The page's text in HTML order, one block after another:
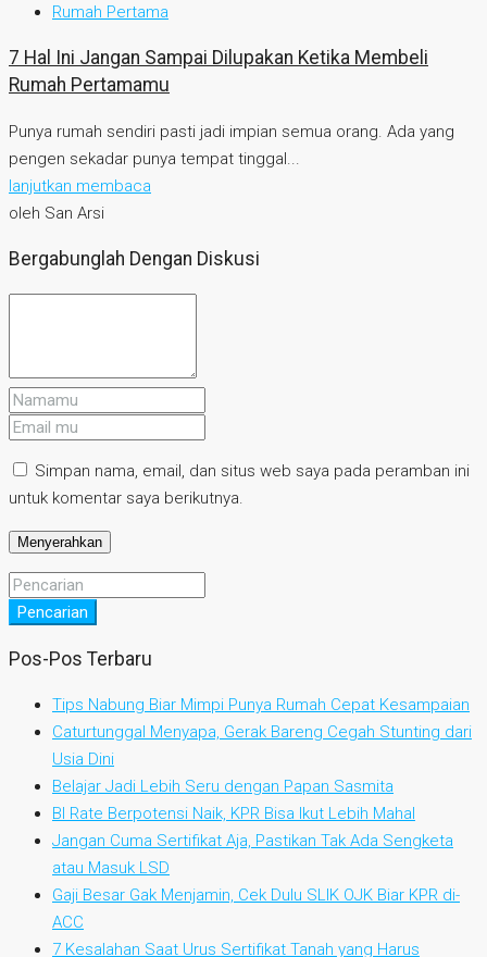
Rumah Pertama
7 Hal Ini Jangan Sampai Dilupakan Ketika Membeli
Rumah Pertamamu
Punya rumah sendiri pasti jadi impian semua orang. Ada yang
pengen sekadar punya tempat tinggal...
lanjutkan membaca
oleh San Arsi
Bergabunglah Dengan Diskusi
Simpan nama, email, dan situs web saya pada peramban ini
untuk komentar saya berikutnya.
Pencarian
Pos-Pos Terbaru
Tips Nabung Biar Mimpi Punya Rumah Cepat Kesampaian
Caturtunggal Menyapa, Gerak Bareng Cegah Stunting dari
Usia Dini
Belajar Jadi Lebih Seru dengan Papan Sasmita
BI Rate Berpotensi Naik, KPR Bisa Ikut Lebih Mahal
Jangan Cuma Sertifikat Aja, Pastikan Tak Ada Sengketa
atau Masuk LSD
Gaji Besar Gak Menjamin, Cek Dulu SLIK OJK Biar KPR di-
ACC
7 Kesalahan Saat Urus Sertifikat Tanah yang Harus